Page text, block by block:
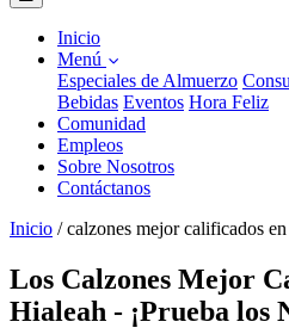
Inicio
Menú
Especiales de Almuerzo
Bebidas Eventos Hora Feliz
Comunidad
Empleos
Sobre Nosotros
Contáctanos
Inicio / calzones mejor calificados
Los Calzones Mejor
Hialeah - ¡Prueba los